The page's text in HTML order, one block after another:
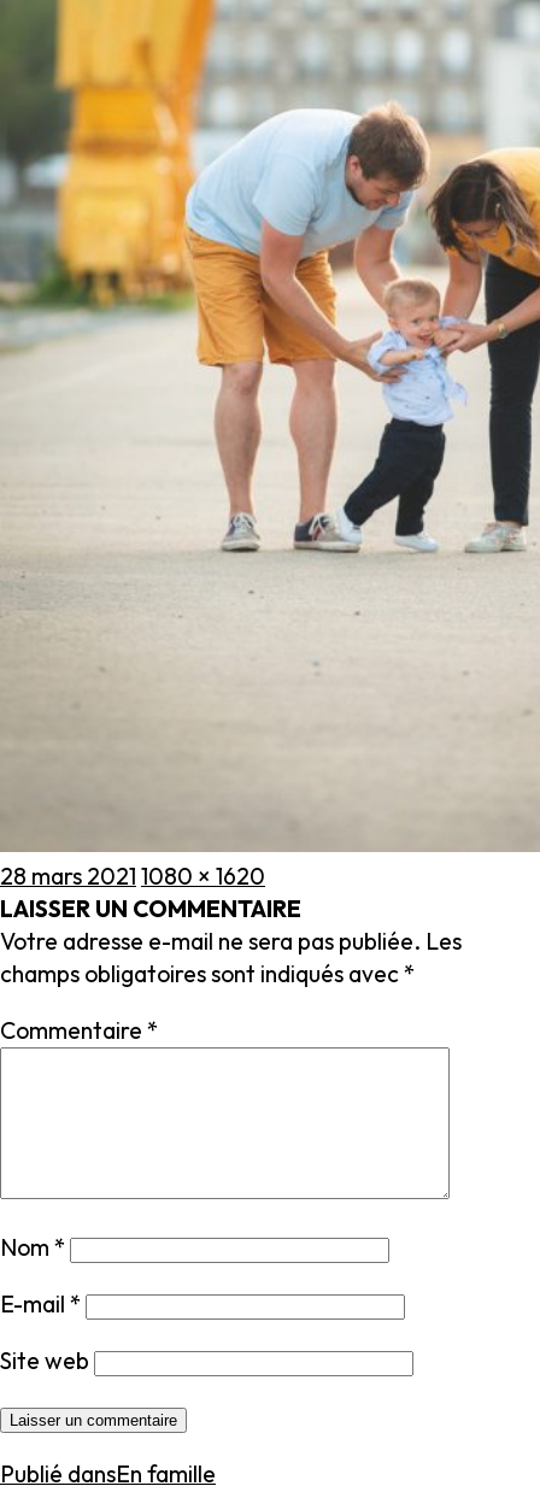
Publié
le
28 mars 2021 Taille
réelle
1080 × 1620
LAISSER UN COMMENTAIRE
Votre adresse e-mail ne sera pas publiée. Les
champs obligatoires sont indiqués avec*
Commentaire *
Nom *
E-mail *
Site web
NAVIGATION
Publié dansEn famille